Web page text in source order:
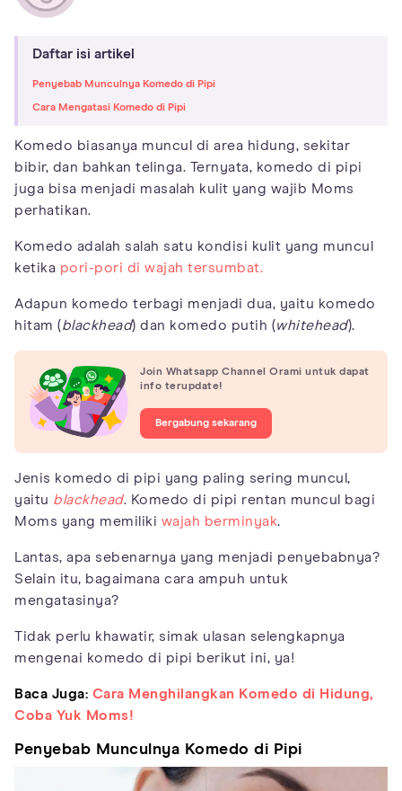
Daftar isi artikel
Penyebab Munculnya Komedo di Pipi
Cara Mengatasi Komedo di Pipi
Komedo biasanya muncul di area hidung, sekitar
bibir, dan bahkan telinga. Ternyata, komedo di pipi
juga bisa menjadi masalah kulit yang wajib Moms
perhatikan.
Komedo adalah salah satu kondisi kulit yang muncul
ketika pori-pori di wajah tersumbat.
Adapun komedo terbagi menjadi dua, yaitu komedo
hitam (blackhead) dan komedo putih (whitehead).
Join Whatsapp Channel Orami untuk dapat
info terupdate!
Bergabung sekarang
Jenis komedo di pipi yang paling sering muncul,
yaitu blackhead. Komedo di pipi rentan muncul bagi
Moms yang memiliki wajah berminyak.
Lantas, apa sebenarnya yang menjadi penyebabnya?
Selain itu, bagaimana cara ampuh untuk
mengatasinya?
Tidak perlu khawatir, simak ulasan selengkapnya
mengenai komedo di pipi berikut ini, ya!
Baca Juga: Cara Menghilangkan Komedo di Hidung,
Coba Yuk Moms!
Penyebab Munculnya Komedo di Pipi